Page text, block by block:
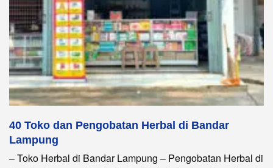
40 Toko dan Pengobatan Herbal di Bandar
Lampung
– Toko Herbal di Bandar Lampung – Pengobatan Herbal di